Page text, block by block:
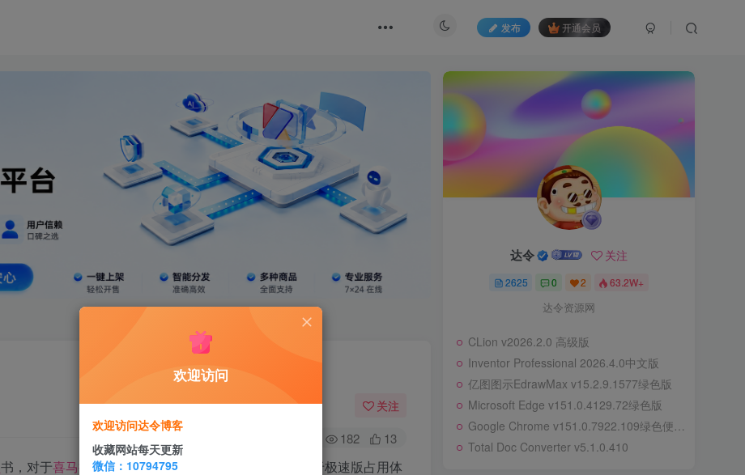
发布 开通会员
关注
182 13
书，对于喜马拉雅极速版和普通版有什么区别，区别在于极速版占用体
达令 关注
2625 0 2 63.2W+
达令资源网
CLion v2026.2.0 高级版
Inventor Professional 2026.4.0中文版
亿图图示EdrawMax v15.2.9.1577绿色版
Microsoft Edge v151.0.4129.72绿色版
Google Chrome v151.0.7922.109绿色便携版
Total Doc Converter v5.1.0.410
欢迎访问
欢迎访问达令博客
收藏网站每天更新
微信：10794795